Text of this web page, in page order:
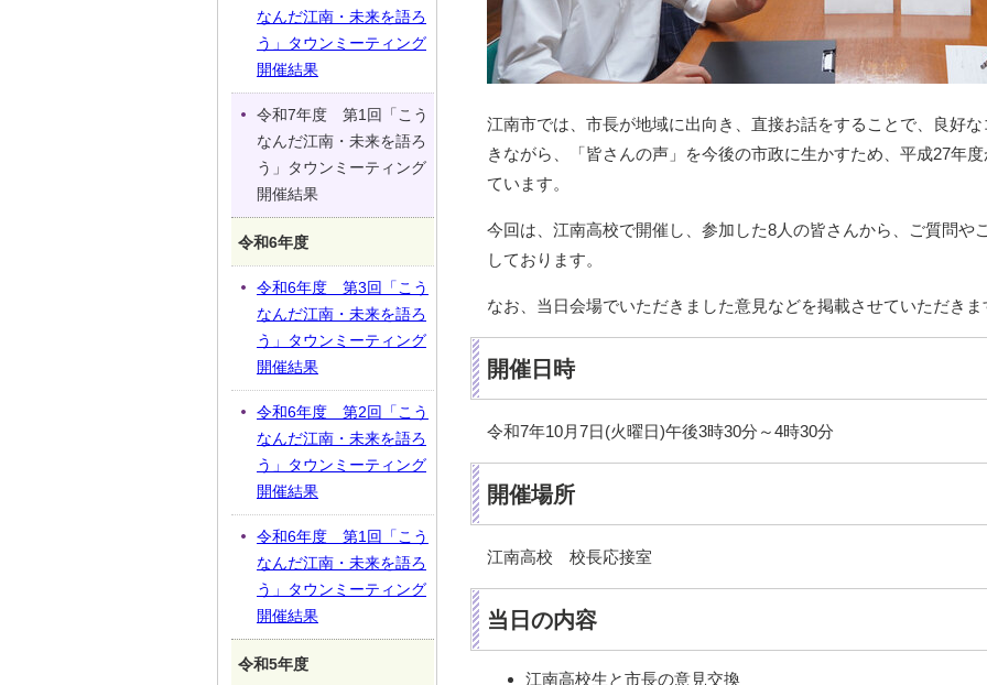
江南市では、市長が地域に出向き、直接お話をすることで、良好
きながら、「皆さんの声」を今後の市政に生かすため、平成27年
ています。
今回は、江南高校で開催し、参加した8人の皆さんから、ご質問や
しております。
なお、当日会場でいただきました意見などを掲載させていただきま
開催日時
令和7年10月7日(火曜日)午後3時30分～4時30分
開催場所
江南高校 校長応接室
当日の内容
江南高校生と市長の意見交換
なんだ江南・未来を語ろ
う」タウンミーティング
開催結果
令和7年度 第1回「こう
なんだ江南・未来を語ろ
う」タウンミーティング
開催結果
令和6年度
令和6年度 第3回「こう
なんだ江南・未来を語ろ
う」タウンミーティング
開催結果
令和6年度 第2回「こう
なんだ江南・未来を語ろ
う」タウンミーティング
開催結果
令和6年度 第1回「こう
なんだ江南・未来を語ろ
う」タウンミーティング
開催結果
令和5年度